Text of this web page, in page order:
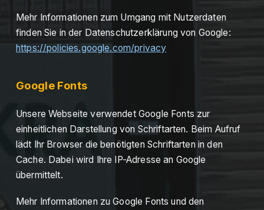
Mehr Informationen zum Umgang mit Nutzerdaten
finden Sie in der Datenschutzerklärung von Google:
https://policies.google.com/privacy
Google Fonts
Unsere Webseite verwendet Google Fonts zur
einheitlichen Darstellung von Schriftarten. Beim Aufruf
lädt Ihr Browser die benötigten Schriftarten in den
Cache. Dabei wird Ihre IP-Adresse an Google
übermittelt.
Mehr Informationen zu Google Fonts und den